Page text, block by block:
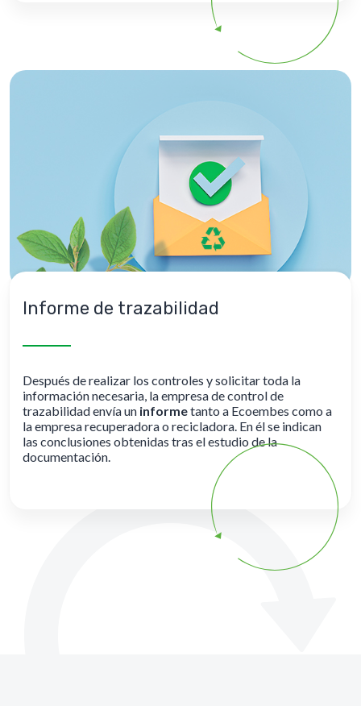
Informe de trazabilidad
Después de realizar los controles y solicitar toda la
información necesaria, la empresa de control de
trazabilidad envía un informetanto a Ecoembes como a
la empresa recuperadora o recicladora. En él se indican
las conclusiones obtenidas tras el estudio de la
documentación.